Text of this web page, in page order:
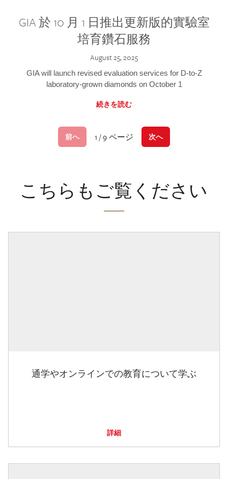
GIA 於 10 月 1 日推出更新版的實驗室
培育鑽石服務
August 25, 2025
GIA will launch revised evaluation services for D-to-Z
laboratory-grown diamonds on October 1
続きを読む
前へ 1 / 9 ページ 次へ
こちらもご覧ください
通学やオンラインでの教育について学ぶ
詳細